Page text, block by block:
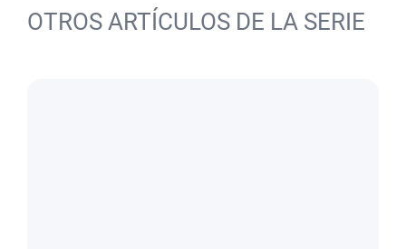
OTROS ARTÍCULOS DE LA SERIE